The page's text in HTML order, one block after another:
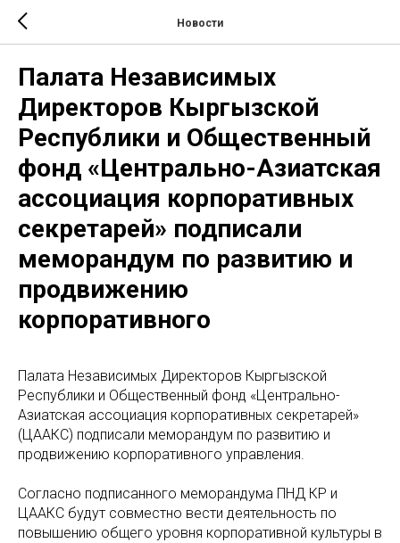
Новости
Палата Независимых
Директоров Кыргызской
Республики и Общественный
фонд «Центрально-Азиатская
ассоциация корпоративных
секретарей» подписали
меморандум по развитию и
продвижению
корпоративного
Палата Независимых Директоров Кыргызской
Республики и Общественный фонд «Центрально-
Азиатская ассоциация корпоративных секретарей»
(ЦААКС) подписали меморандум по развитию и
продвижению корпоративного управления.
Согласно подписанного меморандума ПНД КР и
ЦААКС будут совместно вести деятельность по
повышению общего уровня корпоративной культуры в